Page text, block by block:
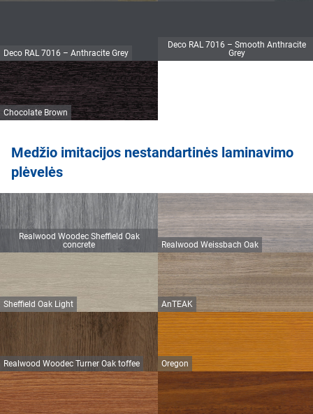
Deco RAL 7016 – Anthracite Grey
Deco RAL 7016 – Smooth Anthracite
Grey
Chocolate Brown
Medžio imitacijos nestandartinės laminavimo
plėvelės
Realwood Woodec Sheffield Oak
concrete
Realwood Weissbach Oak
Sheffield Oak Light AnTEAK
Realwood Woodec Turner Oak toffee Oregon